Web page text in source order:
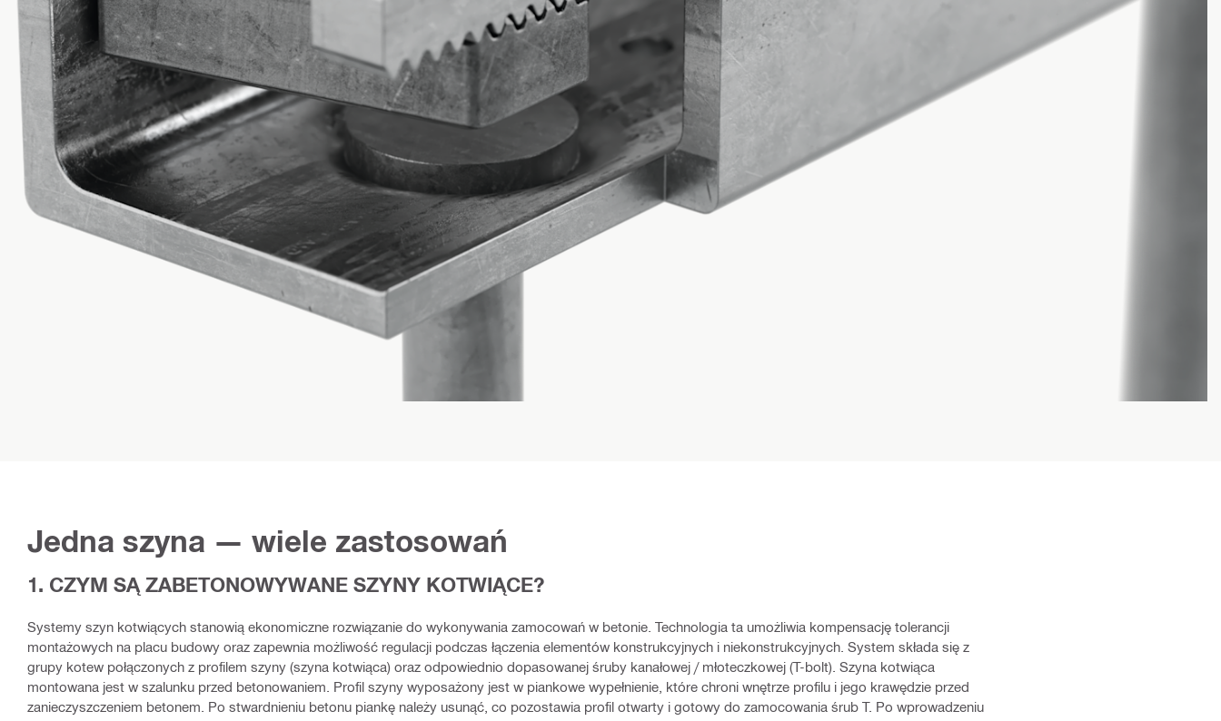
Jedna szyna — wiele zastosowań
1. CZYM SĄ ZABETONOWYWANE SZYNY KOTWIĄCE?
Systemy szyn kotwiących stanowią ekonomiczne rozwiązanie do wykonywania zamocowań w betonie. Technologia ta umożliwia kompensację tolerancji
montażowych na placu budowy oraz zapewnia możliwość regulacji podczas łączenia elementów konstrukcyjnych i niekonstrukcyjnych. System składa się z
grupy kotew połączonych z profilem szyny (szyna kotwiąca) oraz odpowiednio dopasowanej śruby kanałowej / młoteczkowej (T-bolt). Szyna kotwiąca
montowana jest w szalunku przed betonowaniem. Profil szyny wyposażony jest w piankowe wypełnienie, które chroni wnętrze profilu i jego krawędzie przed
zanieczyszczeniem betonem. Po stwardnieniu betonu piankę należy usunąć, co pozostawia profil otwarty i gotowy do zamocowania śrub T. Po wprowadzeniu